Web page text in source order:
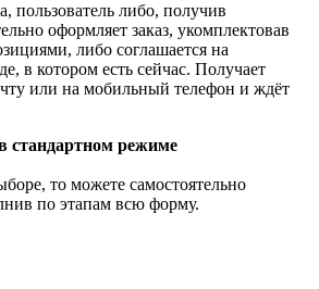
пользователь либо, получив
оформляет заказ, укомплектовав
либо соглашается на
в котором есть сейчас. Получает
или на мобильный телефон и ждёт
стандартном режиме
то можете самостоятельно
по этапам всю форму.